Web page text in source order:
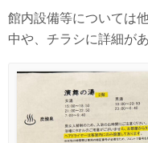
館内設備等については
中や、チラシに詳細があ